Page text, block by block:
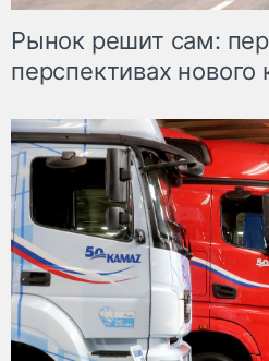
Рынок решит сам:
перспективах нового